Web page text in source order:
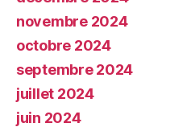
novembre 2024
octobre 2024
septembre 2024
juillet 2024
juin 2024